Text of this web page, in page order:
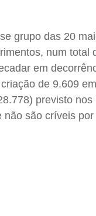
grupo das 20
num total
em
de 9.609
previsto
são críveis